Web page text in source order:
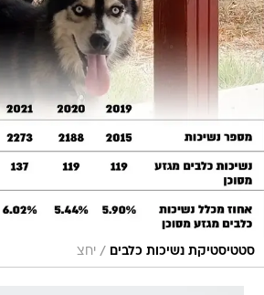
סטטיסטיקת נשיכות כלבים / יחצ